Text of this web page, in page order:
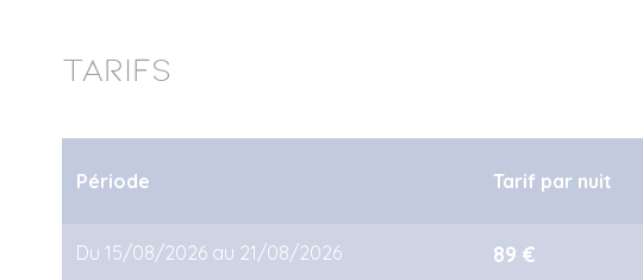
Tarifs
Période Tarif par nuit
Du 15/08/2026 au 21/08/2026 89 €